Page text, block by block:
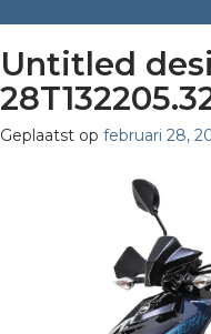
Untitled
Geplaatst op februari 28,